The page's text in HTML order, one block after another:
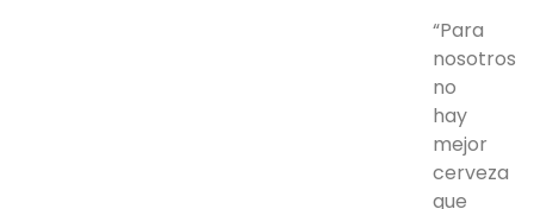
“Para
nosotros
no
hay
mejor
cerveza
que